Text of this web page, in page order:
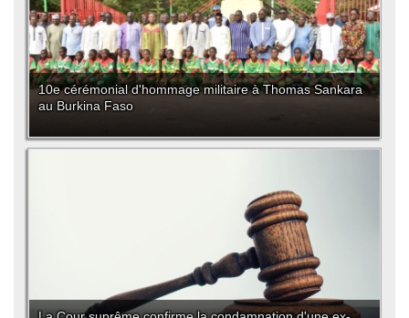
10e cérémonial d'hommage militaire à Thomas Sankara
au Burkina Faso